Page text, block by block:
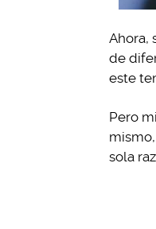
Ahora,
de
este
Pero
sola